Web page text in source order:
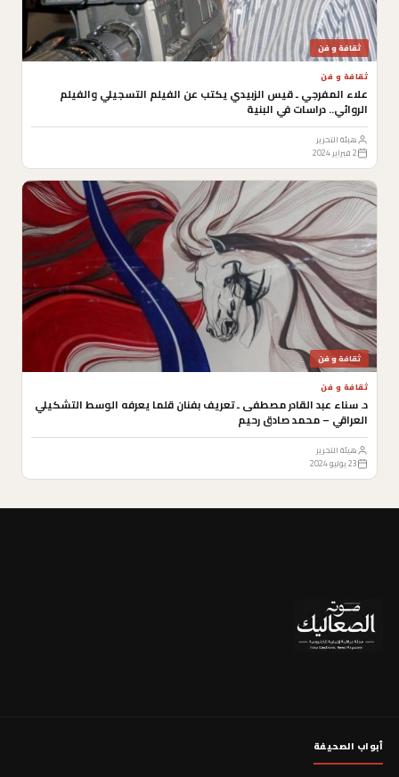
ثقافة و فن
ثقافة و فن
علاء المفرجي ـ قيس الزبيدي يكتب عن الفيلم التسجيلي والفيلم
الروائي.. دراسات في البنية
هيئة التحرير
2 فبراير 2024
ثقافة و فن
ثقافة و فن
د. سناء عبد القادر مصطفى ـ تعريف بفنان قلما يعرفه الوسط التشكيلي
العراقي – محمد صادق رحيم
هيئة التحرير
23 يوليو 2024
أبواب الصحيفة